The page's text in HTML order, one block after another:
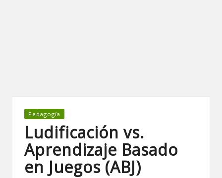
Publicada
en
Pedagogía
Ludificación vs.
Aprendizaje Basado
en Juegos (ABJ)